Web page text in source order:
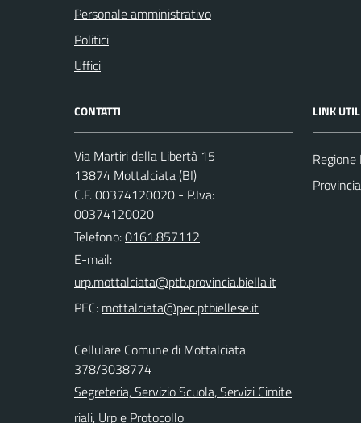
Personale amministrativo
Politici
Uffici
CONTATTI
Via Martiri della Libertà 15
13874 Mottalciata (BI)
C.F. 00374120020 - P.Iva:
00374120020
Telefono:0161.857112
E-mail:
PEC:
Cellulare Comune di Mottalciata
378/3038774
Segreteria, Servizio Scuola, Servizi Cimite
riali, Urp e Protocollo
LINK